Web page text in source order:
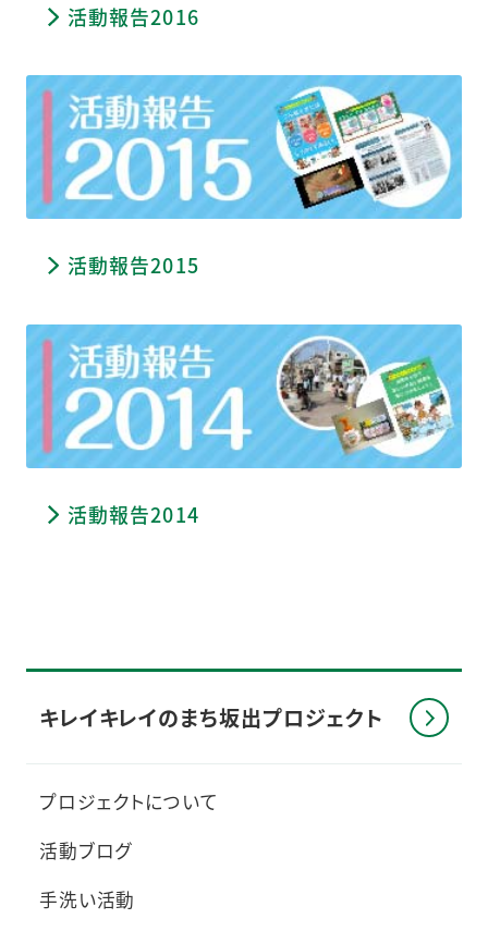
活動報告2016
活動報告2015
活動報告2014
キレイキレイのまち坂出プロジェクト
プロジェクトについて
活動ブログ
手洗い活動